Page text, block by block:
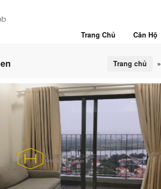
Trang Chủ Căn Hộ
Trang chủ »